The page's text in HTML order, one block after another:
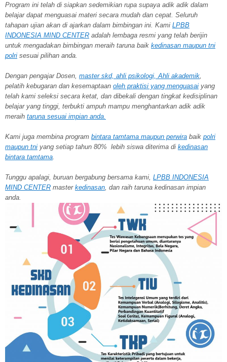
Program ini telah di siapkan sedemikian rupa supaya adik adik dalam
belajar dapat menguasai materi secara mudah dan cepat. Seluruh
tahapan ujian akan di ajarkan dalam bimbingan ini. Kami LPBB
INDONESIA MIND CENTER adalah lembaga resmi yang telah berijin
untuk mengadakan bimbingan meraih taruna baik kedinasan maupun tni
polri sesuai pilihan anda.
Dengan pengajar Dosen, master skd, ahli psikologi, Ahli akademik
pelatih kebugaran dan kesemaptaan oleh praktisi yang menguasai yang
telah kami seleksi secara ketat, dan dibekali dengan tingkat kedisiplinan
belajar yang tinggi, terbukti ampuh mampu menghantarkan adik adik
meraih taruna sesuai impian anda.
Kami juga membina program bintara tamtama maupun perwira baik polri
maupun tni yang setiap tahun 80% lebih siswa diterima di kedinasan
bintara tamtama
Tunggu apalagi, buruan bergabung bersama kami, LPBB INDONESIA
MIND CENTER master kedinasan , dan raih taruna kedinasan impian
anda.